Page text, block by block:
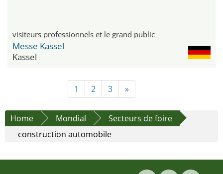
visiteurs professionnels et le grand public
Messe Kassel
Kassel
1 2 3 »
Home Mondial
Secteurs de foire
construction automobile